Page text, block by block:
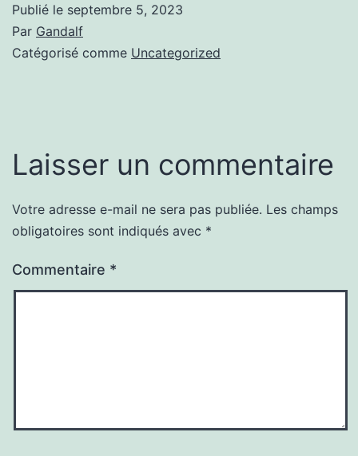
Publié le septembre 5, 2023
Par Gandalf
Catégorisé comme Uncategorized
Laisser un commentaire
Votre adresse e-mail ne sera pas publiée. Les champs
obligatoires sont indiqués avec *
Commentaire *